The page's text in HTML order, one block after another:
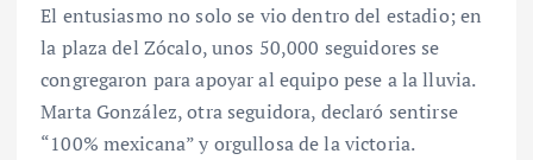
El entusiasmo no solo se vio dentro del estadio; en
la plaza del Zócalo, unos 50,000 seguidores se
congregaron para apoyar al equipo pese a la lluvia.
Marta González, otra seguidora, declaró sentirse
“100% mexicana” y orgullosa de la victoria.